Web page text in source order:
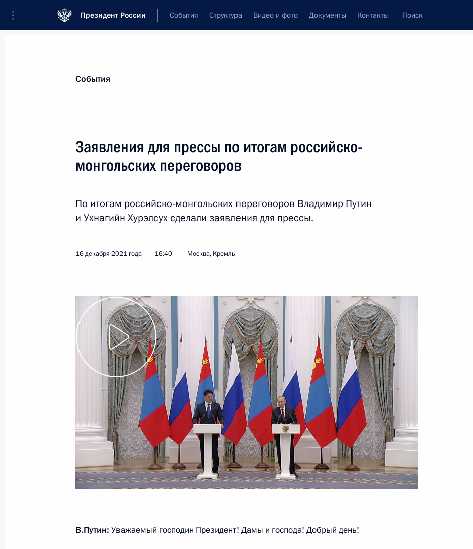
Президент России События Структура Видео и фото Документы Контакты Поиск
Встреча с Президентом Монголии Ухнагийн Хурэлсухом
7 мая 2025 года, 20:10
Торжественный приём по случаю 85-летия победы на Халхин-Голе
3 сентября 2024 года, 15:25
Посещение школы Улан-Баторского филиала РЭУ имени
Г.В.Плеханова
3 сентября 2024 года, 15:00
Георгию Жукову
События
Заявления для прессы по итогам российско-
монгольских переговоров
По итогам российско-монгольских переговоров Владимир Путин
и Ухнагийн Хурэлсух сделали заявления для прессы.
16 декабря 2021 года 16:40 Москва, Кремль
В.Путин: Уважаемый господин Президент! Дамы и господа! Добрый день!